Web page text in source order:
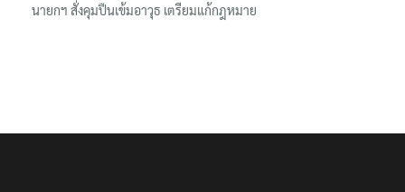
นายกฯ สั่งคุมปืนเข้มอาวุธ เตรียมแก้กฎหมาย